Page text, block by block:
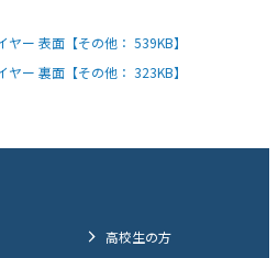
ー 表面【その他： 539KB】
ー 裏面【その他： 323KB】
高校生の方